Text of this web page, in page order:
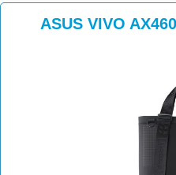
>
ASUS VIVO